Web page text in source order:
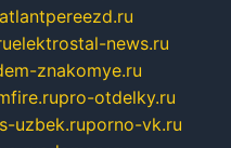
atlantpereezd.ru
elektrostal-news.ru
znakomye.ru
pro-otdelky.ru
uzbek.ruporno-vk.ru